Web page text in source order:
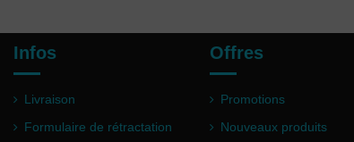
Infos
Livraison
Formulaire de rétractation
Offres
Promotions
Nouveaux produits